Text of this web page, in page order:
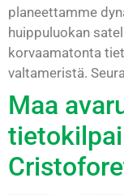
planeettamme
huippuluokan
korvaamatonta
valtameristä.
Maa